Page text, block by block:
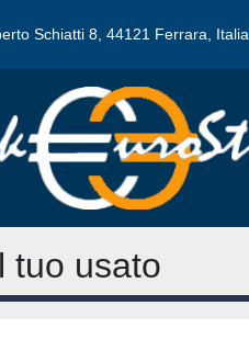
Schiatti 8, 44121 Ferrara, Italia
tuo usato